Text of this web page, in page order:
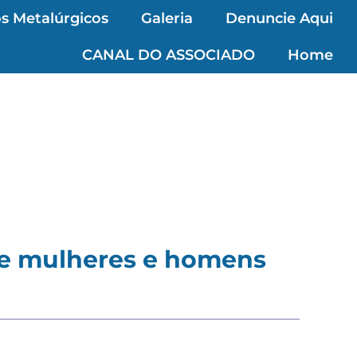
Metalúrgicos Galeria Denuncie Aqui
CANAL DO ASSOCIADO Home
mulheres e homens